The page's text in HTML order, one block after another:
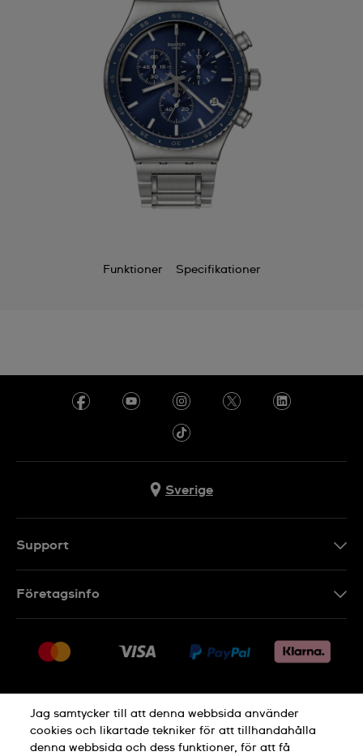
Funktioner Specifikationer
Sverige
Support
Returer
Försäljningsvillkor
Ångra köp
Företagsinfo
Jobs
Jag samtycker till att denna webbsida använder
cookies och likartade tekniker för att tillhandahålla
denna webbsida och dess funktioner, för att få